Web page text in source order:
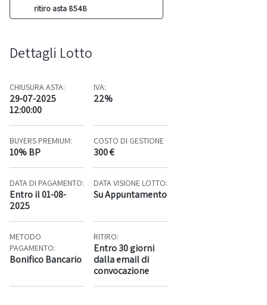
ritiro asta 8548
Dettagli Lotto
CHIUSURA ASTA:
29-07-2025
12:00:00
IVA:
22%
BUYERS PREMIUM:
10% BP
COSTO DI GESTIONE
300 €
DATA DI PAGAMENTO:
Entro il 01-08-
2025
DATA VISIONE LOTTO:
Su Appuntamento
METODO
PAGAMENTO:
Bonifico Bancario
RITIRO:
Entro 30 giorni
dalla email di
convocazione